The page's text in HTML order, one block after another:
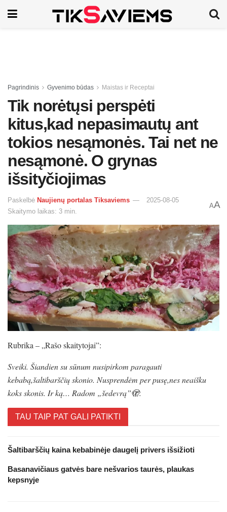
Pagrindinis Gyvenimo būdas Maistas ir Receptai
Tik norėtųsi perspėti
kitus,kad nepasimautų ant
tokios nesąmonės. Tai net ne
nesąmonė. O grynas
išsityčiojimas
Paskelbė Naujienų portalas Tiksaviems
2025-08-05
Skaitymo laikas: 3 min.
AA
Rubrika – „Rašo skaitytojai”:
Sveiki. Šiandien su sūnum nusipirkom paragauti
kebabą,šaltibarščių skonio. Nusprendėm per pusę,nes neaišku
koks skonis. Ir ką… Radom „šedevrą”🫣.
TAU TAIP PAT GALI PATIKTI
Šaltibarščių kaina kebabinėje daugelį privers išsižioti
Basanavičiaus gatvės bare nešvarios taurės, plaukas
kepsnyje